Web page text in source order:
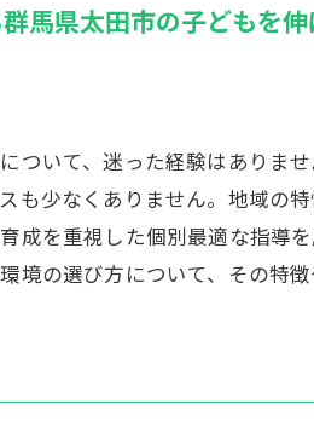
馬県太田市の子どもを
ついて、迷った経験はありま
も少なくありません。地域の
成を重視した個別最適な指導
境の選び方について、その特